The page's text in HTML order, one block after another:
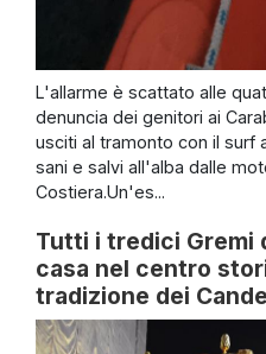
L'allarme è scattato alle
denuncia dei genitori ai
usciti al tramonto con il surf
sani e salvi all'alba dalle
Costiera.Un'es...
Tutti i tredici Gremi
casa nel centro
tradizione dei